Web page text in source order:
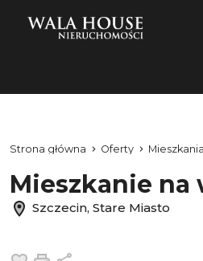
Strona główna Oferty Mieszkania
Mieszkanie na
Szczecin, Stare Miasto